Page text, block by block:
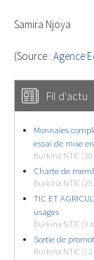
Samira Njoya
(Source : Agence
Fil d'actu
Monnaies
essai de mise
Burkina NTIC
Charte de
Burkina NTIC (25
TIC ET
usages
Burkina NTIC (9
Sortie de
Burkina NTIC (12